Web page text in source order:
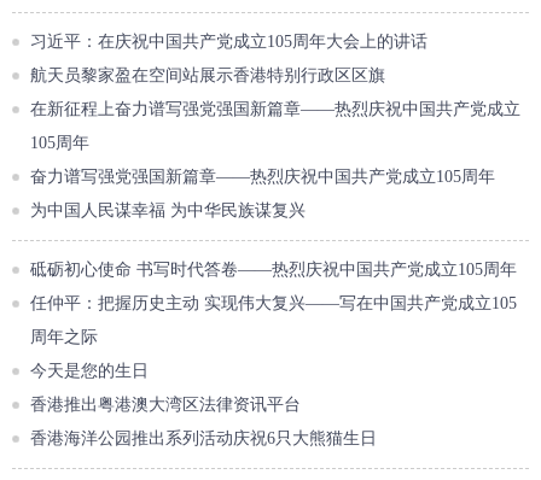
习近平：在庆祝中国共产党成立105周年大会上的讲话
航天员黎家盈在空间站展示香港特别行政区区旗
在新征程上奋力谱写强党强国新篇章——热烈庆祝中国共产党成立
105周年
奋力谱写强党强国新篇章——热烈庆祝中国共产党成立105周年
为中国人民谋幸福 为中华民族谋复兴
砥砺初心使命 书写时代答卷——热烈庆祝中国共产党成立105周年
任仲平：把握历史主动 实现伟大复兴——写在中国共产党成立105
周年之际
今天是您的生日
香港推出粤港澳大湾区法律资讯平台
香港海洋公园推出系列活动庆祝6只大熊猫生日